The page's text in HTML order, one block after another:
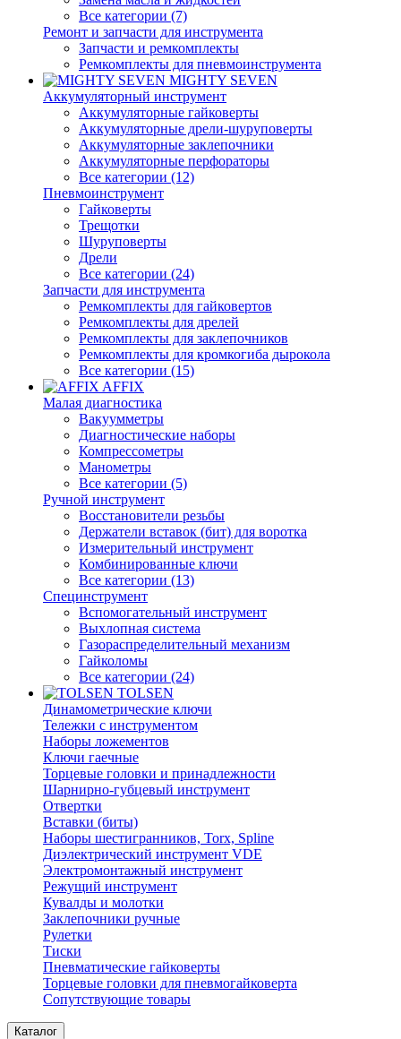
Все категории (7)
Ремонт и запчасти для инструмента
Запчасти и ремкомплекты
Ремкомплекты для пневмоинструмента
MIGHTY SEVEN
Аккумуляторный инструмент
Аккумуляторные гайковерты
Аккумуляторные дрели-шуруповерты
Аккумуляторные заклепочники
Аккумуляторные перфораторы
Все категории (12)
Пневмоинструмент
Гайковерты
Трещотки
Шуруповерты
Дрели
Все категории (24)
Запчасти для инструмента
Ремкомплекты для гайковертов
Ремкомплекты для дрелей
Ремкомплекты для заклепочников
Ремкомплекты для кромкогиба дырокола
Все категории (15)
AFFIX
Малая диагностика
Вакуумметры
Диагностические наборы
Компрессометры
Манометры
Все категории (5)
Ручной инструмент
Восстановители резьбы
Держатели вставок (бит) для воротка
Измерительный инструмент
Комбинированные ключи
Все категории (13)
Специнструмент
Вспомогательный инструмент
Выхлопная система
Газораспределительный механизм
Гайколомы
Все категории (24)
TOLSEN
Динамометрические ключи
Тележки с инструментом
Наборы ложементов
Ключи гаечные
Торцевые головки и принадлежности
Шарнирно-губцевый инструмент
Отвертки
Вставки (биты)
Наборы шестигранников, Torx, Spline
Диэлектрический инструмент VDE
Электромонтажный инструмент
Режущий инструмент
Кувалды и молотки
Заклепочники ручные
Рулетки
Тиски
Пневматические гайковерты
Торцевые головки для пневмогайковерта
Сопутствующие товары
Каталог